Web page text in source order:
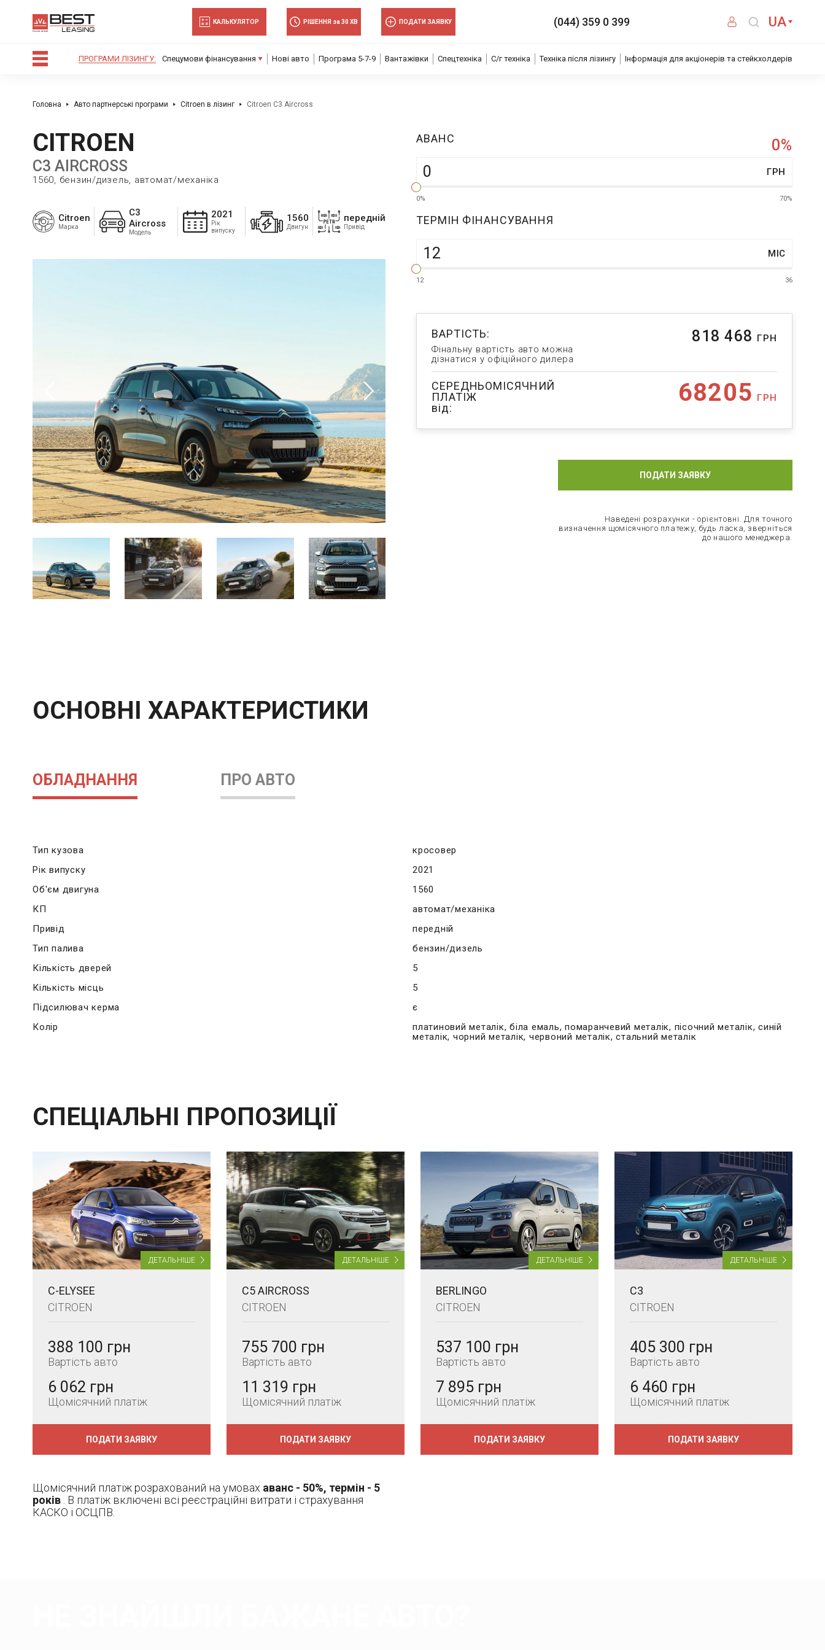
КАЛЬКУЛЯТОР РІШЕННЯ за 30 ХВ ПОДАТИ ЗАЯВКУ (044) 359 0 399 UA
ПРОГРАМИ ЛІЗИНГУ: Спецумови фінансування Нові авто Програма 5-7-9 Вантажівки Спецтехніка С/г техніка Техніка після лізингу Інформація для акціонерів та стейкхолдерів
Головна Авто партнерські програми Citroen в лізинг Citroen C3 Aircross
CITROEN
C3 AIRCROSS
1560, бензин/дизель, автомат/механіка
Citroen
Марка
C3
Aircross
Модель
2021
Рік
випуску
1560
Двигун
передній
Привід
АВАНC 0%
ГРН
0% 70%
ТЕРМІН ФІНАНСУВАННЯ
МІС
12 36
ВАРТІСТЬ:
Фінальну вартість авто можна
дізнатися у офіційного дилера
818 468 ГРН
СЕРЕДНЬОМІСЯЧНИЙ
ПЛАТІЖ
від:
68205 ГРН
ПОДАТИ ЗАЯВКУ
Наведені розрахунки - орієнтовні. Для точного
визначення щомісячного платежу, будь ласка, зверніться
до нашого менеджера.
ОСНОВНІ ХАРАКТЕРИСТИКИ
ОБЛАДНАННЯ ПРО АВТО
Тип кузова
кросовер
Рік випуску
2021
Об'єм двигуна
1560
КП
автомат/механіка
Привід
передній
Тип палива
бензин/дизель
Кількість дверей
5
Кількість місць
5
Підсилювач керма
є
Колір
платиновий металік, біла емаль, помаранчевий металік, пісочний металік, синій
металік, чорний металік, червоний металік, стальний металік
СПЕЦІАЛЬНІ ПРОПОЗИЦІЇ
ДЕТАЛЬНІШЕ
C-ELYSEE
CITROEN
388 100 грн
Вартість авто
6 062 грн
Щомісячний платіж
ПОДАТИ ЗАЯВКУ
ДЕТАЛЬНІШЕ
C5 AIRCROSS
CITROEN
755 700 грн
Вартість авто
11 319 грн
Щомісячний платіж
ПОДАТИ ЗАЯВКУ
ДЕТАЛЬНІШЕ
BERLINGO
CITROEN
537 100 грн
Вартість авто
7 895 грн
Щомісячний платіж
ПОДАТИ ЗАЯВКУ
ДЕТАЛЬНІШЕ
C3
CITROEN
405 300 грн
Вартість авто
6 460 грн
Щомісячний платіж
ПОДАТИ ЗАЯВКУ
Щомісячний платіж розрахований на умовах аванс - 50%, термін - 5
років . В платіж включені всі реєстраційні витрати і страхування
КАСКО і ОСЦПВ.